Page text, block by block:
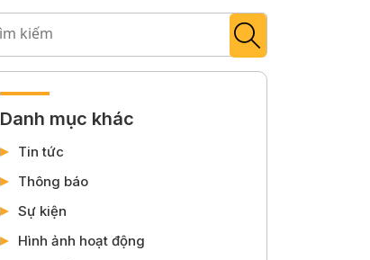
Danh mục khác
Tin tức
Thông báo
Sự kiện
Hình ảnh hoạt động